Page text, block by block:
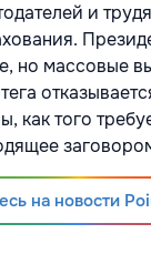
и
но массовые
как того
на новости